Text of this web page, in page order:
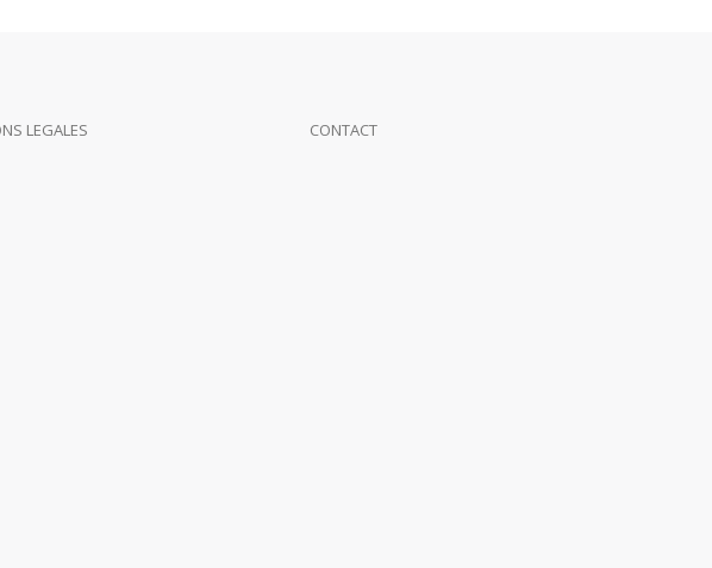
LEGALES CONTACT